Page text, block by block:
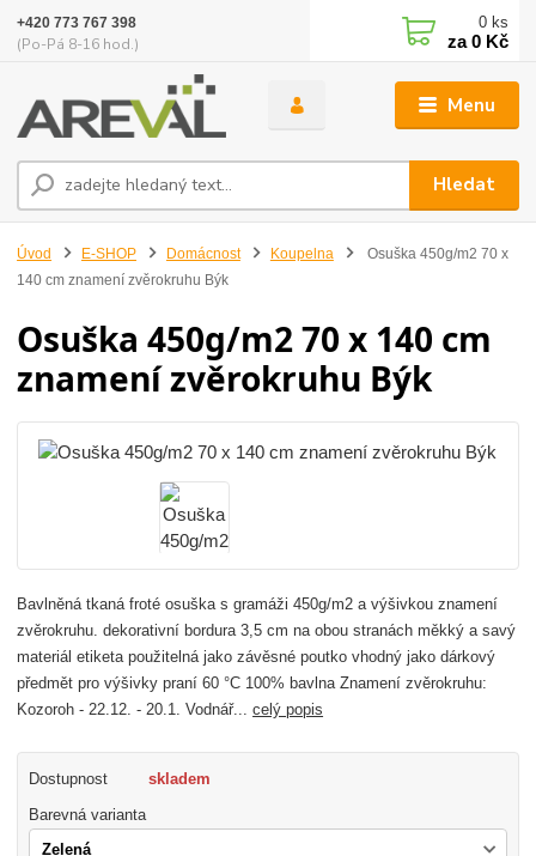
Menu
Hledat
+420 773 767 398
(Po-Pá 8-16 hod.)
0 ks
za0 Kč
Úvod E-SHOP Domácnost Koupelna
Osuška 450g/m2 70 x
140 cm znamení zvěrokruhu Býk
Osuška 450g/m2 70 x 140 cm
znamení zvěrokruhu Býk
Bavlněná tkaná froté osuška s gramáži 450g/m2 a výšivkou znamení
zvěrokruhu. dekorativní bordura 3,5 cm na obou stranách měkký a savý
materiál etiketa použitelná jako závěsné poutko vhodný jako dárkový
předmět pro výšivky praní 60 °C 100% bavlna Znamení zvěrokruhu:
Kozoroh - 22.12. - 20.1. Vodnář...celý popis
Dostupnost skladem
Barevná varianta